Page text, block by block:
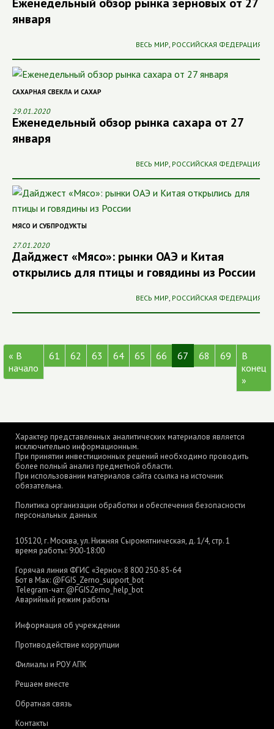
января
ВЕСЬ МИР РОССИЙСКАЯ ФЕДЕРАЦИЯ
САХАРНАЯ СВЕКЛА И САХАР
29.01.2020
Еженедельный обзор рынка сахара от 27
января
ВЕСЬ МИР, РОССИЙСКАЯ ФЕДЕРАЦИЯ
МЯСО И СУБПРОДУКТЫ
27.01.2020
Дайджест «Мясо»: рынки ОАЭ и Китая
открылись для птицы и говядины из России
ВЕСЬ МИР, РОССИЙСКАЯ ФЕДЕРАЦИЯ
« В
начало
61 62 63 64 65 66 67 68 69
В
конец
»
Характер представленных аналитических материалов является
исключительно информационным.
При принятии инвестиционных решений необходимо проводить
более полный анализ предметной области.
При использовании материалов сайта ссылка на источник
обязательна.
Политика организации обработки и обеспечения безопасности
персональных данных
105120, г. Москва, ул. Нижняя Сыромятническая, д. 1/4, стр. 1
время работы: 9:00-18:00
Горячая линия ФГИС «Зерно»: 8 800 250-85-64
Бот в Max: @FGIS_Zerno_support_bot
Telegram-чат: @FGISZerno_help_bot
Аварийный режим работы
Информация об учреждении
Противодействие коррупции
Филиалы и РОУ АПК
Решаем вместе
Обратная связь
Контакты